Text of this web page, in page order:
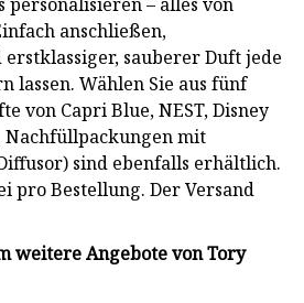
anschließen,
sauberer Duft jede
lassen. Wählen Sie aus fünf
von Capri Blue, NEST, Disney
mit
sind ebenfalls erhältlich.
pro Bestellung. Der Versand
weitere Angebote von Tory